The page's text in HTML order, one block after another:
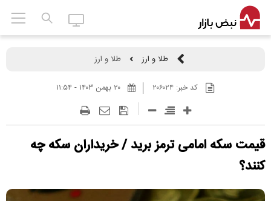
طلا و ارز طلا و ارز
کد خبر: ۲۰۶۰۲۴
قیمت سکه امامی ترمز برید / خریداران سکه چه
کنند؟